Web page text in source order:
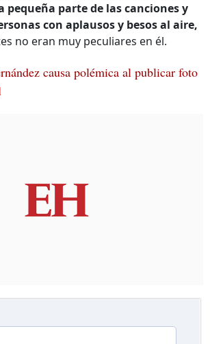
parte de las canciones y
con aplausos y besos al aire,
no eran muy peculiares en él.
causa polémica al publicar foto